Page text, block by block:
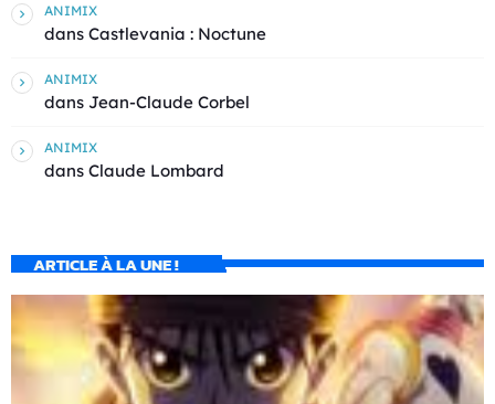
ANIMIX
dans Castlevania : Noctune
ANIMIX
dans Jean-Claude Corbel
ANIMIX
dans Claude Lombard
ARTICLE À LA UNE !